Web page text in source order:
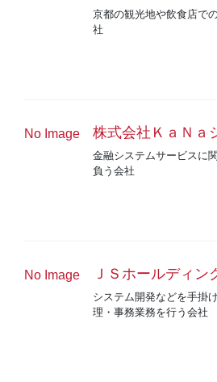
京都の観光地や飲食店で
社
No Image 株式会社ＫａＮａ
金融システムサービスに
負う会社
No Image ＪＳホールディン
システム開発などを手掛
理・事務業務を行う会社